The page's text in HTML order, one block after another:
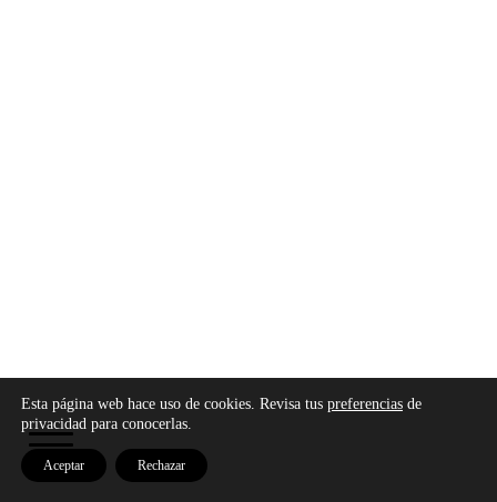
Copyright © 2026 - Modo Cultura - Aviso legal
Política de privacidad-Política de cookies
Esta página web hace uso de cookies. Revisa tus preferencias de
privacidad para conocerlas.
Aceptar Rechazar